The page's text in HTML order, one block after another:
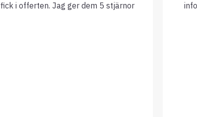
fick i offerten. Jag ger dem 5 stjärnor